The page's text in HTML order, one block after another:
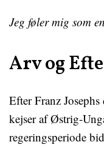
Jeg føler mig som
Arv og
Efter Franz
kejser af Østrig-
regeringsperiode